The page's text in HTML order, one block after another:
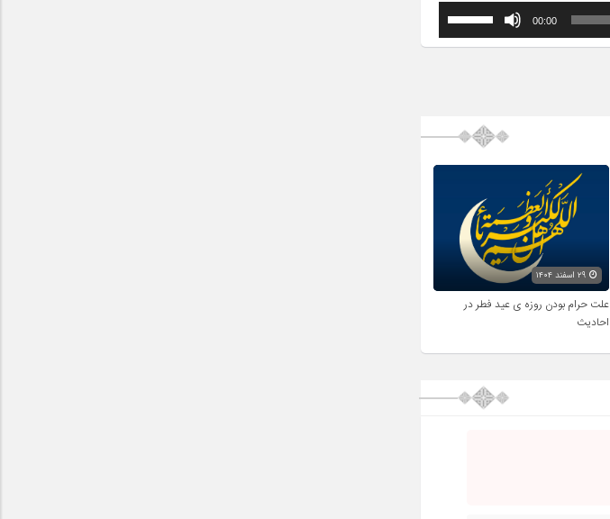
00:00
افزایش
یا
و
استفاده
علت حرام بودن روزه ی عید فطر در
احادیث